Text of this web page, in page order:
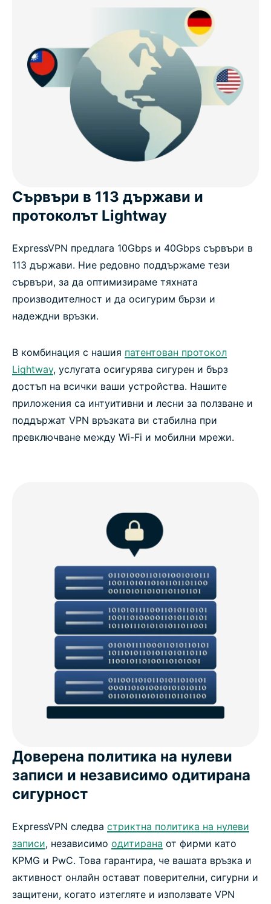
Сървъри в 113 държави и
протоколът Lightway
ExpressVPN предлага 10Gbps и 40Gbps сървъри в
113 държави. Ние редовно поддържаме тези
сървъри, за да оптимизираме тяхната
производителност и да осигурим бързи и
надеждни връзки.
В комбинация с нашия патентован протокол
Lightway, услугата осигурява сигурен и бърз
достъп на всички ваши устройства. Нашите
приложения са интуитивни и лесни за ползване и
поддържат VPN връзката ви стабилна при
превключване между Wi-Fi и мобилни мрежи.
Доверена политика на нулеви
записи и независимо одитирана
сигурност
ExpressVPN следва стриктна политика на нулеви
записи, независимо одитирана от фирми като
KPMG и PwC. Това гарантира, че вашата връзка и
активност онлайн остават поверителни, сигурни и
защитени, когато изтегляте и използвате VPN